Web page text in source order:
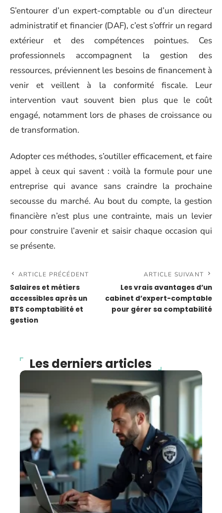
S’entourer d’un expert-comptable ou d’un directeur
administratif et financier (DAF), c’est s’offrir un regard
extérieur et des compétences pointues. Ces
professionnels accompagnent la gestion des
ressources, préviennent les besoins de financement à
venir et veillent à la conformité fiscale. Leur
intervention vaut souvent bien plus que le coût
engagé, notamment lors de phases de croissance ou
de transformation.
Adopter ces méthodes, s’outiller efficacement, et faire
appel à ceux qui savent : voilà la formule pour une
entreprise qui avance sans craindre la prochaine
secousse du marché. Au bout du compte, la gestion
financière n’est plus une contrainte, mais un levier
pour construire l’avenir et saisir chaque occasion qui
se présente.
ARTICLE PRÉCÉDENT
Salaires et métiers
accessibles après un
BTS comptabilité et
gestion
ARTICLE SUIVANT
Les vrais avantages d’un
cabinet d’expert-comptable
pour gérer sa comptabilité
Les derniers articles